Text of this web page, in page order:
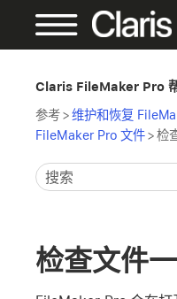
Claris FileMaker Pro
参考>维护和恢复
FileMaker Pro 文件>检
检查文件